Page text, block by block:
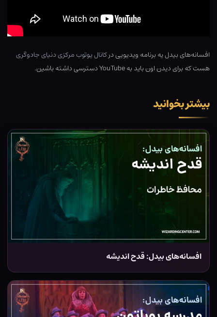
افسانه‌های بیدل یه برنامه ویدیویی درکانال یوتوب مرکزی دنیای جادوگری
هست که برای دیدن اون باید به YouTube دسترسی داشته باشین.
بیشتر بخوانید
افسانه‌های بیدل: قدح اندیشه